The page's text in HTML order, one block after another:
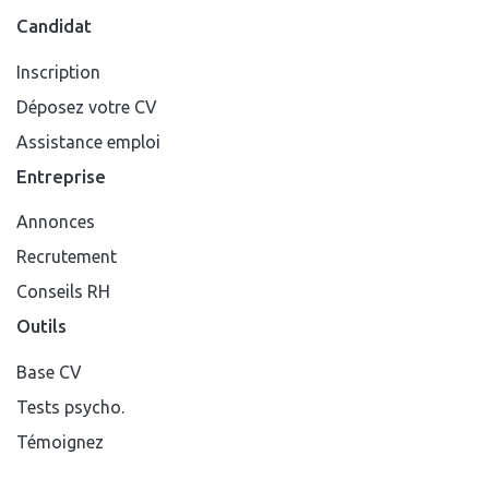
Candidat
Inscription
Déposez votre CV
Assistance emploi
Entreprise
Annonces
Recrutement
Conseils RH
Outils
Base CV
Tests psycho.
Témoignez